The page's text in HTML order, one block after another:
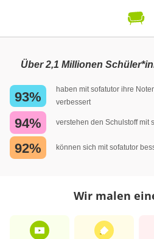
Über 2,1 Millionen
93%
haben mit sofatutor ihre
verbessert
94% verstehen den Schulstoff mit
92% können sich mit sofatutor
Wir malen